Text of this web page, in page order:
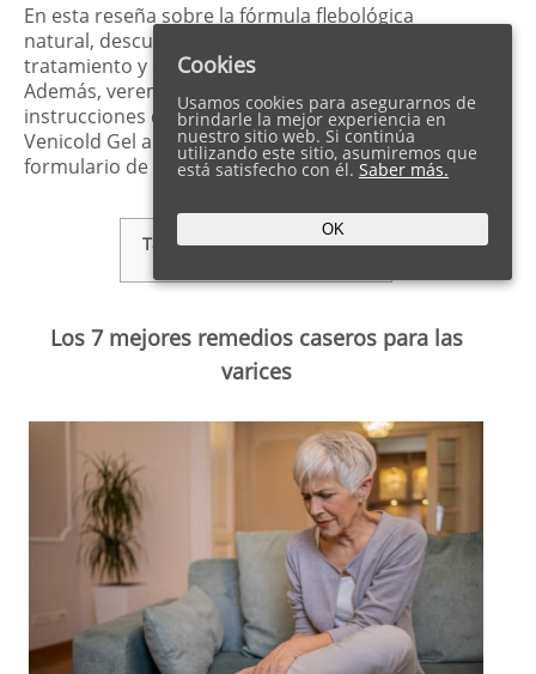
En esta reseña sobre la fórmula flebológica
natural, descubriremos cómo funciona el
tratamiento y cuáles son sus efectos y beneficios.
Además, veremos qué ingredientes contiene, las
instrucciones de aplicación y dónde comprar
Venicold Gel al mejor precio, a través del
formulario de pedido de la web oficial.
Tabla de Contenidos show
Los 7 mejores remedios caseros para las
varices
Cookies
Usamos cookies para asegurarnos de
brindarle la mejor experiencia en
nuestro sitio web. Si continúa
utilizando este sitio, asumiremos que
está satisfecho con él. Saber más.
OK